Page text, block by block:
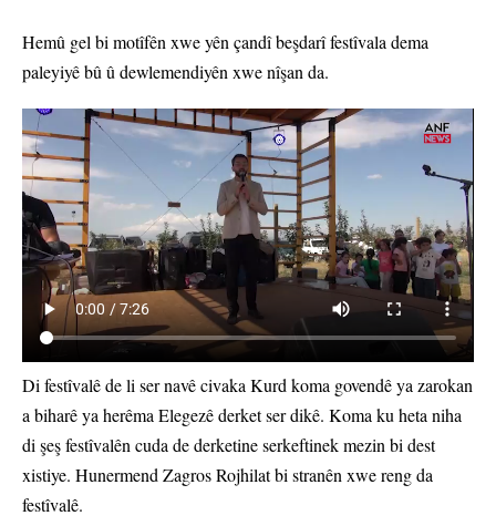
Hemû gel bi motîfên xwe yên çandî beşdarî festîvala dema
paleyiyê bû û dewlemendiyên xwe nîşan da.
Di festîvalê de li ser navê civaka Kurd koma govendê ya zarokan
a biharê ya herêma Elegezê derket ser dikê. Koma ku heta niha
di şeş festîvalên cuda de derketine serkeftinek mezin bi dest
xistiye. Hunermend Zagros Rojhilat bi stranên xwe reng da
festîvalê.